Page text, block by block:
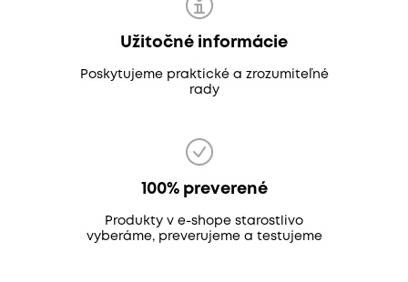
Užitočné informácie
Poskytujeme praktické a zrozumiteľné
rady
100% preverené
Produkty v e-shope starostlivo
vyberáme, preverujeme a testujeme